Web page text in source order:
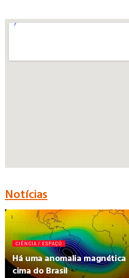
Notícias
CIÊNCIA / ESPAÇO
Há uma anomalia magnética
cima do Brasil